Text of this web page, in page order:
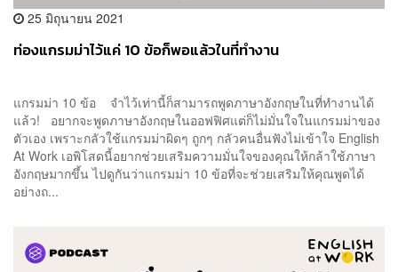
25 มิถุนายน 2021
ท่องแกรมม่าไว้แค่ 10 ข้อก็พอแล้วในที่ทำงาน
แกรมม่า 10 ข้อ จำไว้เท่านี้ก็สามารถพูดภาษาอังกฤษในที่ทำงานได้
แล้ว! อยากจะพูดภาษาอังกฤษในออฟฟิศแต่ก็ไม่มั่นใจในแกรมม่าของ
ตัวเอง เพราะกลัวใช้แกรมม่าผิดๆ ถูกๆ กลัวคนอื่นฟังไม่เข้าใจ English
At Work เอพิโสดนี้อยากช่วยเสริมความมั่นใจของคุณให้กล้าใช้ภาษา
อังกฤษมากขึ้น ไปดูกันว่าแกรมม่า 10 ข้อที่จะช่วยเสริมให้คุณพูดได้
อย่างถ...